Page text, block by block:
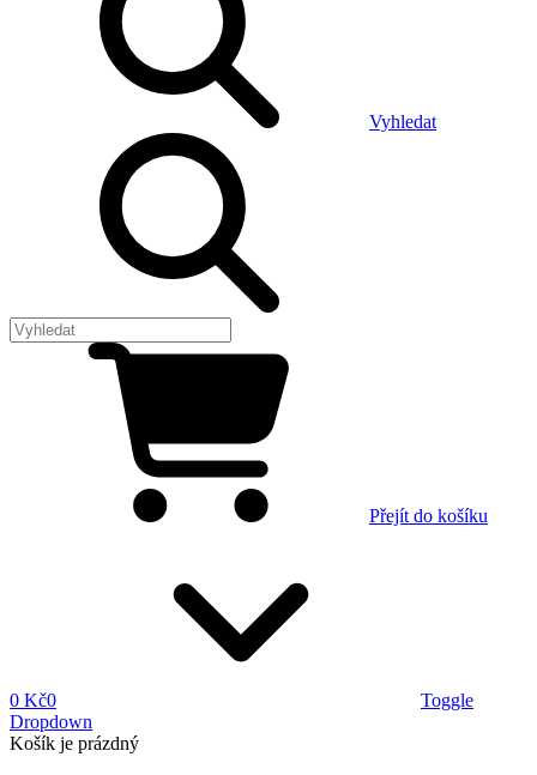
Vyhledat
Přejít do košíku
0 Kč0
Toggle
Dropdown
Košík je prázdný